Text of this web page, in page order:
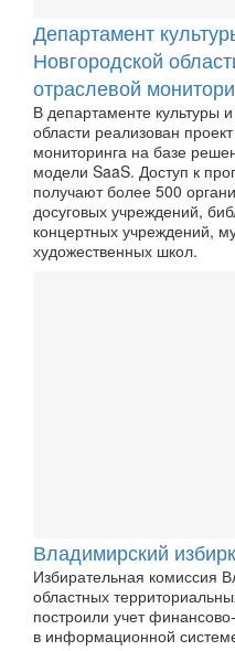
Департамент
Новгородской
отраслевой
В департаменте культуры
области реализован
мониторинга на базе
модели SaaS. Доступ к
получают более 500
досуговых учреждений,
концертных учреждений,
художественных школ.
Владимирский
Избирательная комиссия
областных
построили учет
в информационной